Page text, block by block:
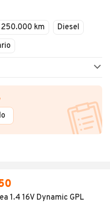
250.000 km
Diesel
1.4 16V Dynamic GPL